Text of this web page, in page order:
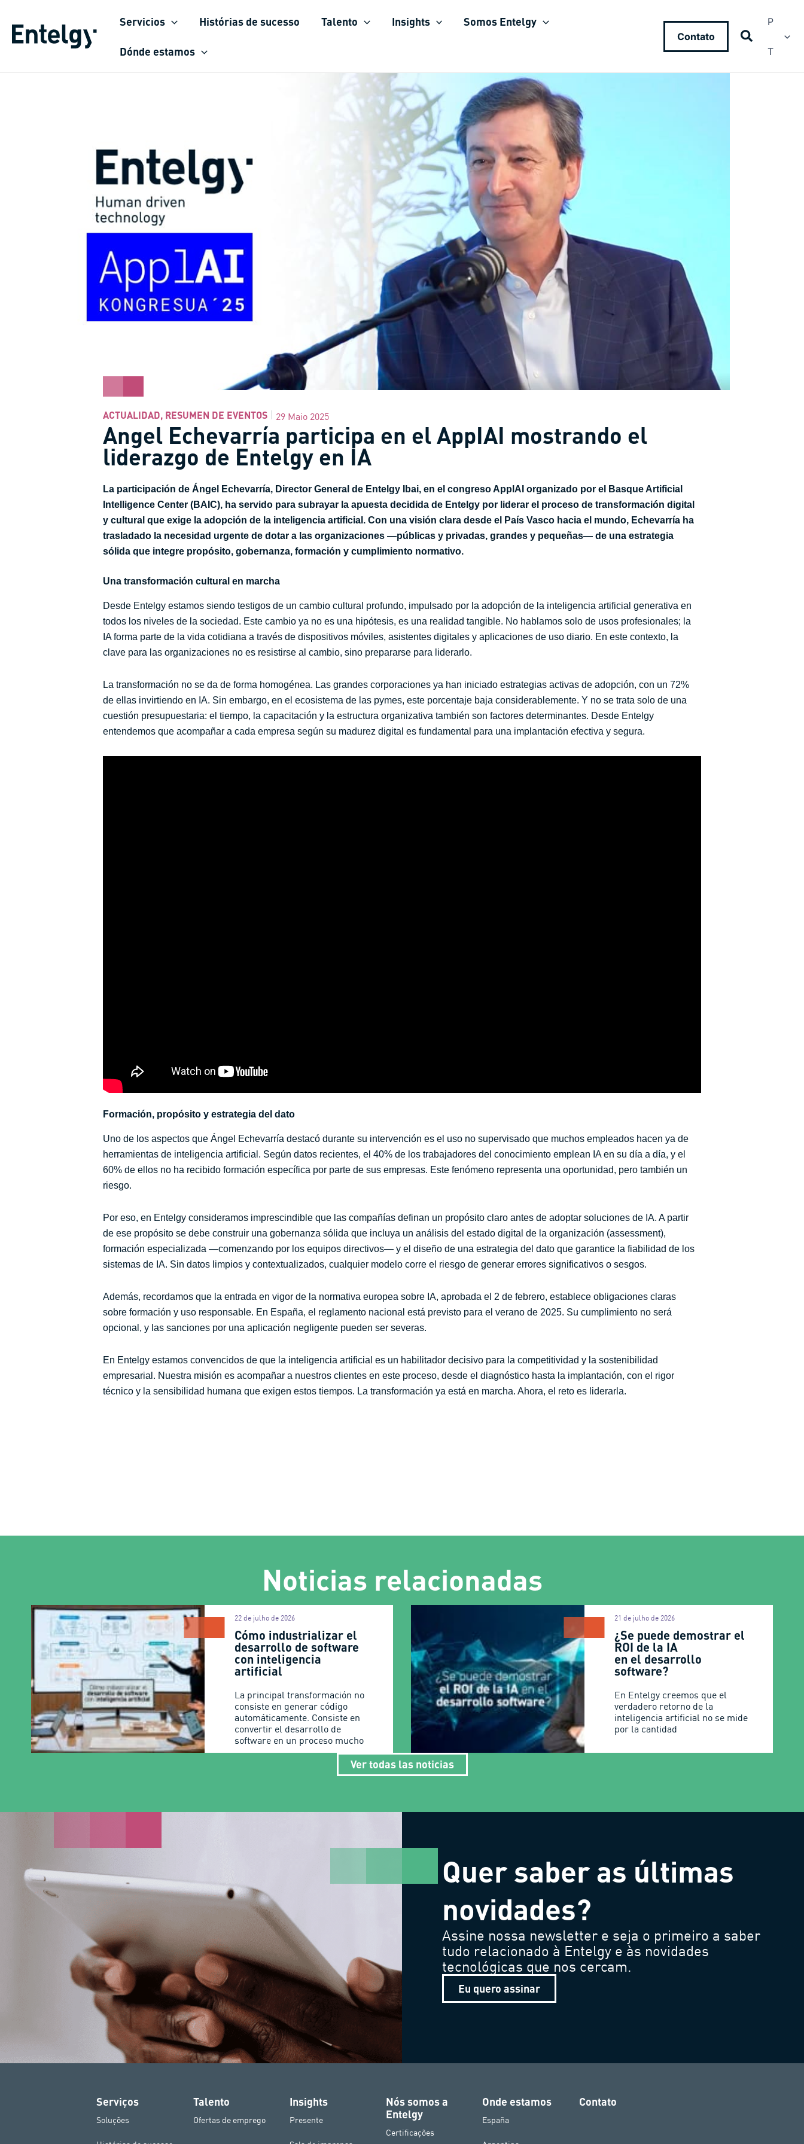
para
Servicios Histórias de sucesso Talento Insights Somos Entelgy
Dónde estamos
Contato
P
T
ACTUALIDAD, RESUMEN DE EVENTOS 29 Maio 2025
Angel Echevarría participa en el AppIAI mostrando el
liderazgo de Entelgy en IA
La participación de Ángel Echevarría, Director General de Entelgy Ibai, en el congreso ApplAI organizado por el Basque Artificial
Intelligence Center (BAIC), ha servido para subrayar la apuesta decidida de Entelgy por liderar el proceso de transformación digital
y cultural que exige la adopción de la inteligencia artificial. Con una visión clara desde el País Vasco hacia el mundo, Echevarría ha
trasladado la necesidad urgente de dotar a las organizaciones —públicas y privadas, grandes y pequeñas— de una estrategia
sólida que integre propósito, gobernanza, formación y cumplimiento normativo.
Una transformación cultural en marcha
Desde Entelgy estamos siendo testigos de un cambio cultural profundo, impulsado por la adopción de la inteligencia artificial generativa en
todos los niveles de la sociedad. Este cambio ya no es una hipótesis, es una realidad tangible. No hablamos solo de usos profesionales; la
IA forma parte de la vida cotidiana a través de dispositivos móviles, asistentes digitales y aplicaciones de uso diario. En este contexto, la
clave para las organizaciones no es resistirse al cambio, sino prepararse para liderarlo.
La transformación no se da de forma homogénea. Las grandes corporaciones ya han iniciado estrategias activas de adopción, con un 72%
de ellas invirtiendo en IA. Sin embargo, en el ecosistema de las pymes, este porcentaje baja considerablemente. Y no se trata solo de una
cuestión presupuestaria: el tiempo, la capacitación y la estructura organizativa también son factores determinantes. Desde Entelgy
entendemos que acompañar a cada empresa según su madurez digital es fundamental para una implantación efectiva y segura.
Formación, propósito y estrategia del dato
Uno de los aspectos que Ángel Echevarría destacó durante su intervención es el uso no supervisado que muchos empleados hacen ya de
herramientas de inteligencia artificial. Según datos recientes, el 40% de los trabajadores del conocimiento emplean IA en su día a día, y el
60% de ellos no ha recibido formación específica por parte de sus empresas. Este fenómeno representa una oportunidad, pero también un
riesgo.
Por eso, en Entelgy consideramos imprescindible que las compañías definan un propósito claro antes de adoptar soluciones de IA. A partir
de ese propósito se debe construir una gobernanza sólida que incluya un análisis del estado digital de la organización (assessment),
formación especializada —comenzando por los equipos directivos— y el diseño de una estrategia del dato que garantice la fiabilidad de los
sistemas de IA. Sin datos limpios y contextualizados, cualquier modelo corre el riesgo de generar errores significativos o sesgos.
Además, recordamos que la entrada en vigor de la normativa europea sobre IA, aprobada el 2 de febrero, establece obligaciones claras
sobre formación y uso responsable. En España, el reglamento nacional está previsto para el verano de 2025. Su cumplimiento no será
opcional, y las sanciones por una aplicación negligente pueden ser severas.
En Entelgy estamos convencidos de que la inteligencia artificial es un habilitador decisivo para la competitividad y la sostenibilidad
empresarial. Nuestra misión es acompañar a nuestros clientes en este proceso, desde el diagnóstico hasta la implantación, con el rigor
técnico y la sensibilidad humana que exigen estos tiempos. La transformación ya está en marcha. Ahora, el reto es liderarla.
Noticias relacionadas
Cómo industrializar el
desarrollo de software
con inteligencia
artificial
22 de julho de 2026
La principal transformación no
consiste en generar código
automáticamente. Consiste en
convertir el desarrollo de
software en un proceso mucho
¿Se puede demostrar el
ROI de la IA
en el desarrollo
software?
21 de julho de 2026
En Entelgy creemos que el
verdadero retorno de la
inteligencia artificial no se mide
por la cantidad
Ver todas las noticias
Quer saber as últimas
novidades?
Assine nossa newsletter e seja o primeiro a saber
tudo relacionado à Entelgy e às novidades
tecnológicas que nos cercam.
Eu quero assinar
Serviços
Soluções
Talento
Ofertas de emprego
Insights
Presente
Nós somos a
Entelgy
Certificações
Onde estamos
España
Contato